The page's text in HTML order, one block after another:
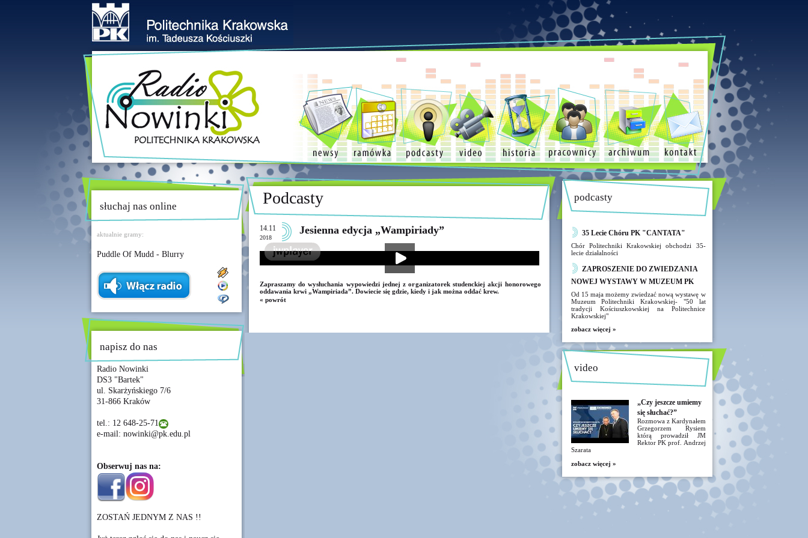
słuchaj nas online
aktualnie gramy:
Puddle Of Mudd - Blurry
napisz do nas
Radio Nowinki
DS3 "Bartek"
ul. Skarżyńskiego 7/6
31-866 Kraków
tel.: 12 648-25-71
e-mail: nowinki@pk.edu.pl
Obserwuj nas na:
ZOSTAŃ JEDNYM Z NAS !!
Podcasty
14.11
2018
Jesienna edycja „Wampiriady”
Zapraszamy do wysłuchania wypowiedzi jednej z organizatorek studenckiej akcji honorowego
oddawania krwi „Wampiriada”. Dowiecie się gdzie, kiedy i jak można oddać krew.
« powrót
podcasty
35 Lecie Chóru PK "CANTATA"
Chór Politechniki Krakowskiej obchodzi 35-
lecie działalności
ZAPROSZENIE DO ZWIEDZANIA
NOWEJ WYSTAWY W MUZEUM PK
Od 15 maja możemy zwiedzać nową wystawę w
Muzeum Politechniki Krakowskiej- "50 lat
tradycji Kościuszkowskiej na Politechnice
Krakowskiej"
zobacz więcej »
video
„Czy jeszcze umiemy
się słuchać?”
Rozmowa z Kardynałem
Grzegorzem Rysiem
którą prowadził JM
Rektor PK prof. Andrzej
Szarata
zobacz więcej »